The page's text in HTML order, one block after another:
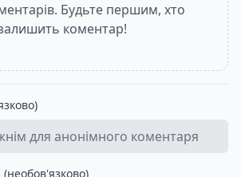
Будьте першим, хто
коментар!